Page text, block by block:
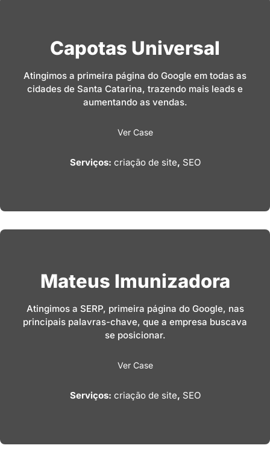
Capotas Universal
Atingimos a primeira página do Google em todas as
cidades de Santa Catarina, trazendo mais leads e
aumentando as vendas.
Ver Case
Serviços: criação de site, SEO
Mateus Imunizadora
Atingimos a SERP, primeira página do Google, nas
principais palavras-chave, que a empresa buscava
se posicionar.
Ver Case
Serviços: criação de site, SEO